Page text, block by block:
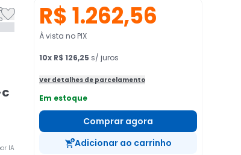
IA
R$ 1.262,56
À vista no PIX
10x R$ 126,25 s/ juros
Ver detalhes de parcelamento
Em estoque
Comprar agora
Adicionar ao carrinho